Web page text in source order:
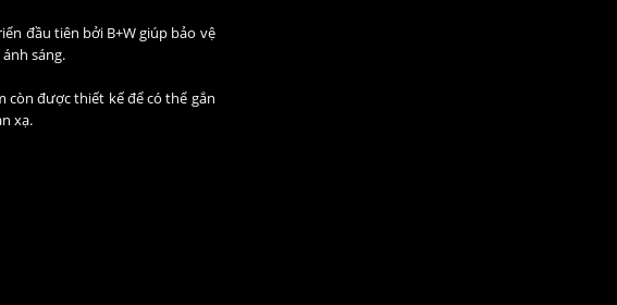
đầu tiên bởi B+W giúp bảo vệ
sáng.
còn được thiết kế để có thể gắn
xạ.